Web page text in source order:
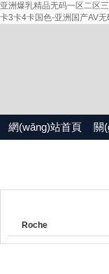
亚洲爆乳精品无码一区二区
卡3卡4卡国色-亚洲国产AV
網(wǎng)站首頁 關
Roche